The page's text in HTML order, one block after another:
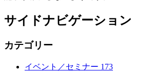
サイドナビゲーション
カテゴリー
イベント／セミナー 173